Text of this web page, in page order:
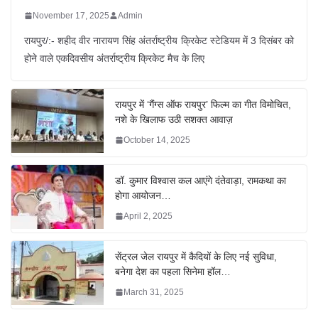
November 17, 2025 Admin
रायपुर/:- शहीद वीर नारायण सिंह अंतर्राष्ट्रीय क्रिकेट स्टेडियम में 3 दिसंबर को
होने वाले एकदिवसीय अंतर्राष्ट्रीय क्रिकेट मैच के लिए
रायपुर में ‘गैंग्स ऑफ रायपुर’ फिल्म का गीत विमोचित,
नशे के खिलाफ उठी सशक्त आवाज़
October 14, 2025
डॉ. कुमार विश्वास कल आएंगे दंतेवाड़ा, रामकथा का
होगा आयोजन…
April 2, 2025
सेंट्रल जेल रायपुर में कैदियों के लिए नई सुविधा,
बनेगा देश का पहला सिनेमा हॉल…
March 31, 2025